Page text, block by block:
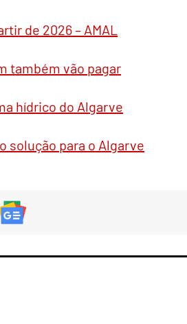
de 2026 – AMAL
também vão pagar
hídrico do Algarve
solução para o Algarve